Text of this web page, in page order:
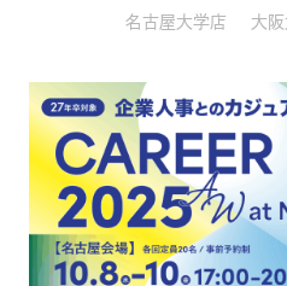
Report
News
Recruitment
コミュニケーター
企業プランナー
名古屋大学店
大